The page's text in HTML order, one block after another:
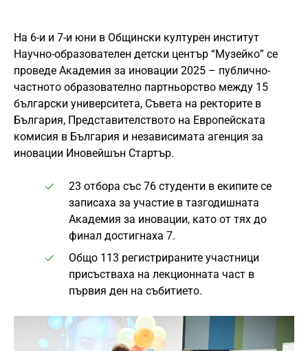
На 6-и и 7-и юни в Общински културен институт
Научно-образователен детски център “Музейко” се
проведе Академия за иновации 2025 – публично-
частното образователно партньорство между 15
български университета, Съвета на ректорите в
България, Представителството на Европейската
комисия в България и независимата агенция за
иновации Иновейшън Стартър.
23 отбора със 76 студенти в екипите се
записаха за участие в тазгодишната
Академия за иновации, като от тях до
финал достигнаха 7.
Общо 113 регистрираните участници
присъстваха на лекционната част в
първия ден на събитието.